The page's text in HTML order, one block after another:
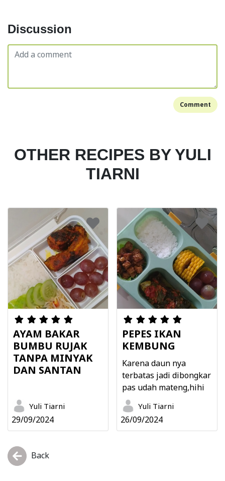
Discussion
Comment
OTHER RECIPES BY YULI
TIARNI
AYAM BAKAR
BUMBU RUJAK
TANPA MINYAK
DAN SANTAN
Yuli Tiarni
29/09/2024
PEPES IKAN
KEMBUNG
Karena daun nya
terbatas jadi dibongkar
pas udah mateng,hihi
Yuli Tiarni
26/09/2024
Back